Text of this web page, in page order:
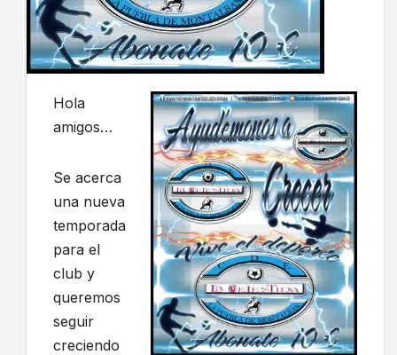
Hola
amigos…
Se acerca
una nueva
temporada
para el
club y
queremos
seguir
creciendo